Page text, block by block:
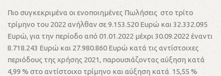
Πιο συγκεκριμένα οι ενοποιημένες Πωλήσεις στο τρίτο
τρίμηνο του 2022 ανήλθαν σε 9.153.520 Ευρώ και 32.332.095
Ευρώ, για την περίοδο από 01.01.2022 μέχρι 30.09.2022 έναντι
8.718.243 Ευρώ και 27.980.860 Ευρώ κατά τις αντίστοιχες
περιόδους της χρήσης 2021, παρουσιάζοντας αύξηση κατά
4,99 % στο αντίστοιχο τρίμηνο και αύξηση κατά 15,55 %